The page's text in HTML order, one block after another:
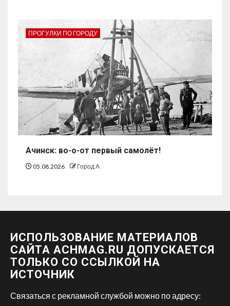
ПРОГУЛКИ ПО ГОРОДУ
Ачинск: во-о-от первый самолёт!
05.08.2026 Город А
ИСПОЛЬЗОВАНИЕ МАТЕРИАЛОВ
САЙТА ACHMAG.RU ДОПУСКАЕТСЯ
ТОЛЬКО СО ССЫЛКОЙ НА
ИСТОЧНИК
Связаться с рекламной службой можно по адресу: